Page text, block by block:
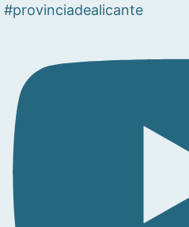
#provinciadealicante